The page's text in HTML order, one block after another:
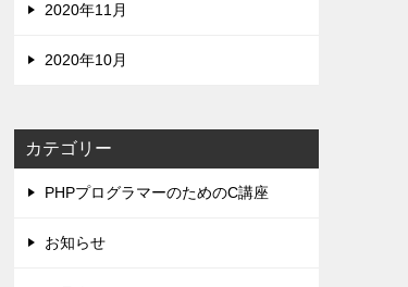
2020年11月
2020年10月
カテゴリー
PHPプログラマーのためのC講座
お知らせ